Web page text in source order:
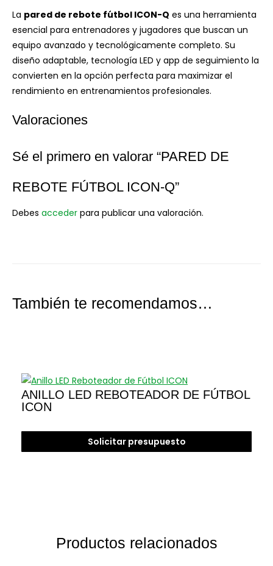
La pared de rebote fútbol ICON-Q es una herramienta
esencial para entrenadores y jugadores que buscan un
equipo avanzado y tecnológicamente completo. Su
diseño adaptable, tecnología LED y app de seguimiento la
convierten en la opción perfecta para maximizar el
rendimiento en entrenamientos profesionales.
Valoraciones
Sé el primero en valorar “PARED DE
REBOTE FÚTBOL ICON-Q”
Debes acceder para publicar una valoración.
También te recomendamos…
ANILLO LED REBOTEADOR DE FÚTBOL
ICON
Solicitar presupuesto
Productos relacionados